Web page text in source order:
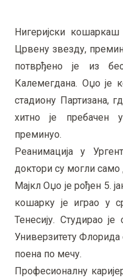
Нигеријски
Црвену звезду,
потврђено је из
Калемегдана. Оџо је
стадиону Партизана,
хитно је пребачен
преминуо.
Реанимација у
доктори су могли само
Мајкл Оџо је рођен 5.
кошарку је играо у
Тенесију. Студирао
Универзитету Флорида
поена по мечу.
Професионалну